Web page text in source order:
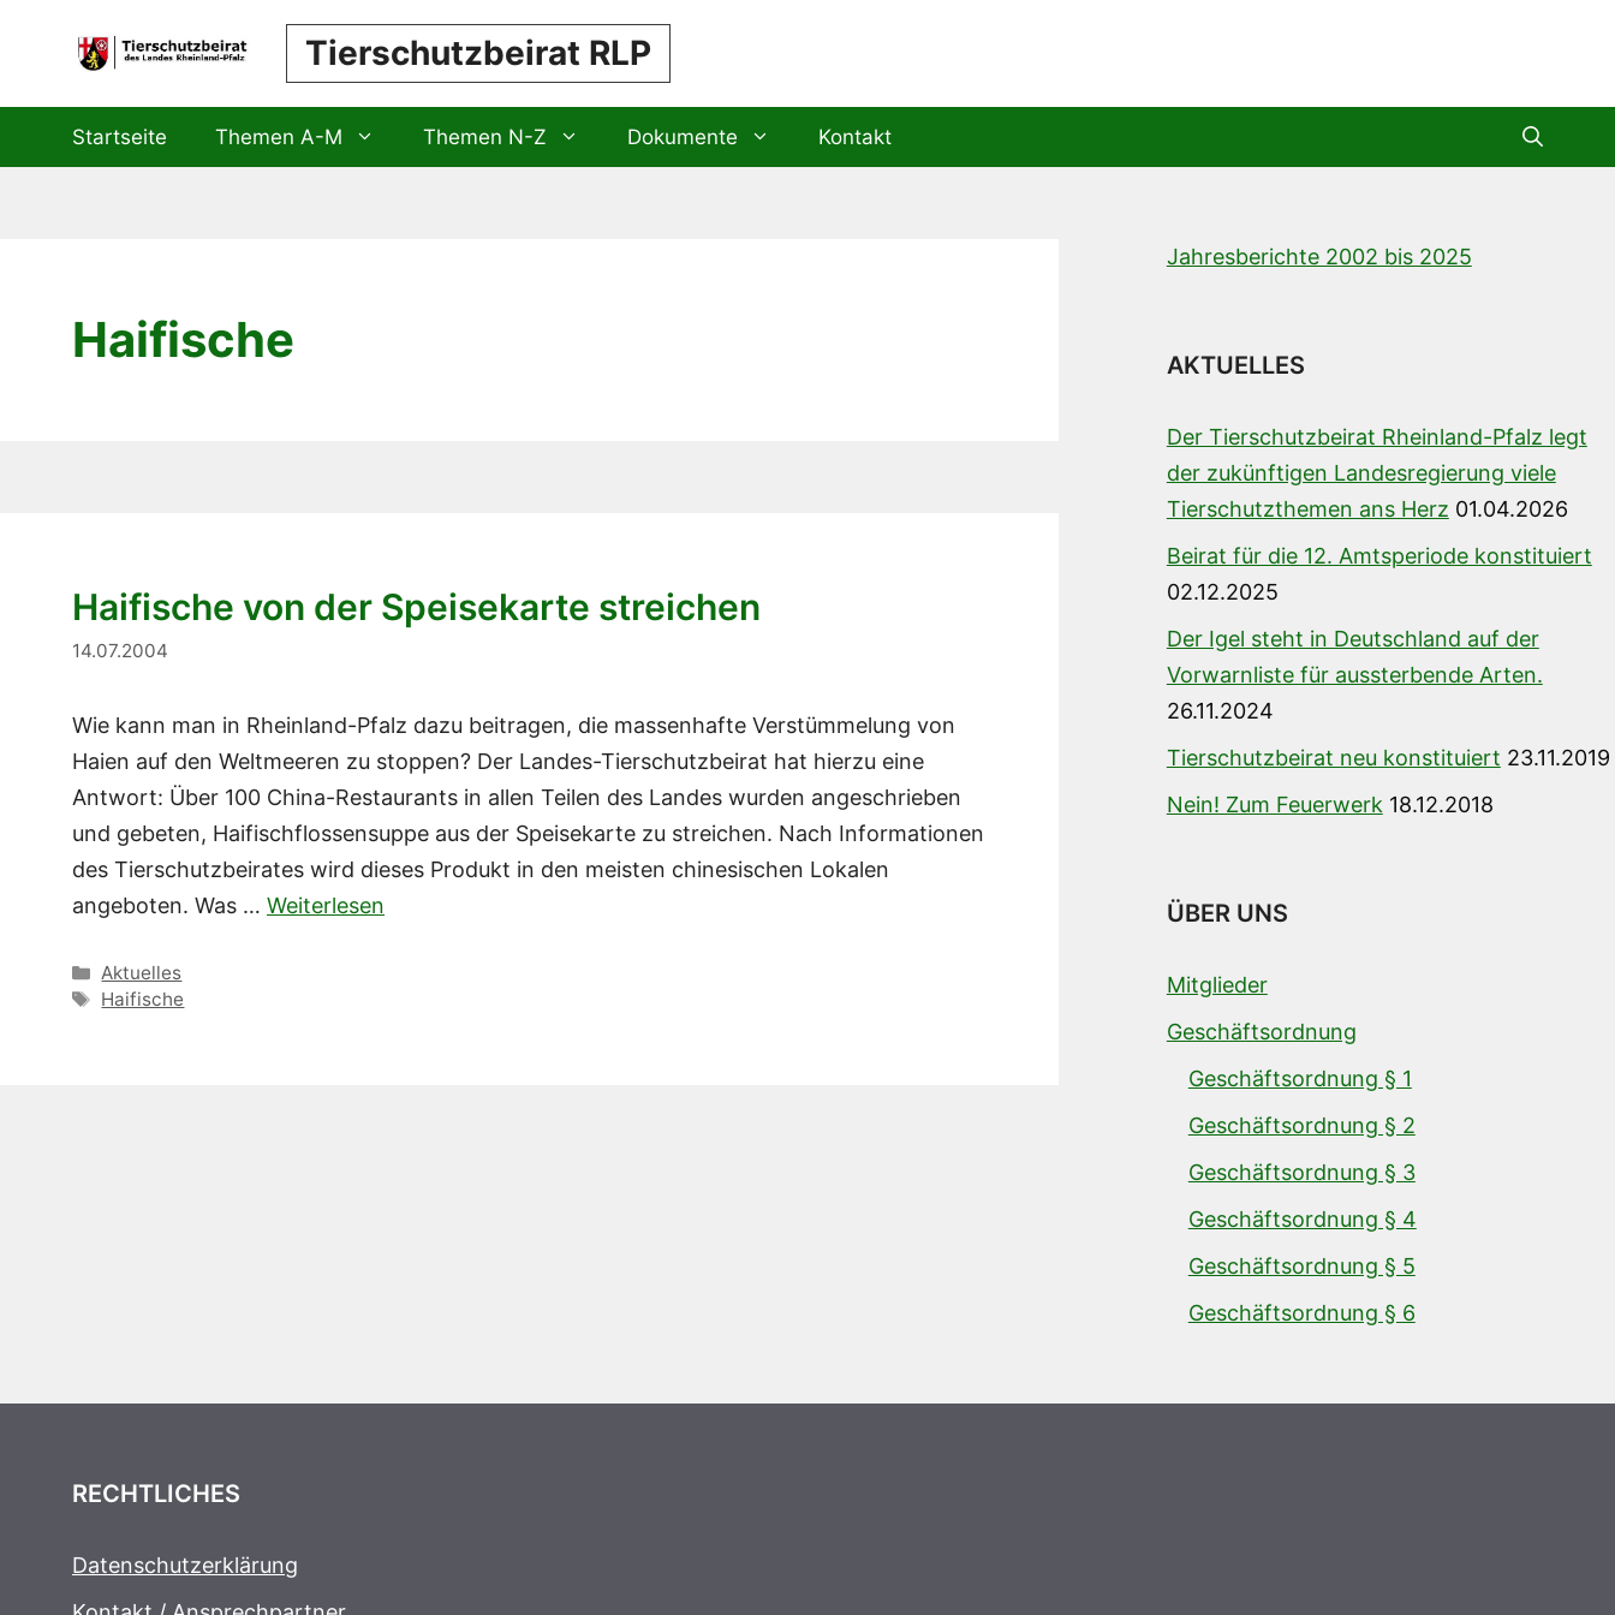
Tierschutzbeirat RLP
Startseite Themen A-M Themen N-Z Dokumente Kontakt
Haifische
Haifische von der Speisekarte streichen
14.07.2004
Wie kann man in Rheinland-Pfalz dazu beitragen, die massenhafte Verstümmelung von
Haien auf den Weltmeeren zu stoppen? Der Landes-Tierschutzbeirat hat hierzu eine
Antwort: Über 100 China-Restaurants in allen Teilen des Landes wurden angeschrieben
und gebeten, Haifischflossensuppe aus der Speisekarte zu streichen. Nach Informationen
des Tierschutzbeirates wird dieses Produkt in den meisten chinesischen Lokalen
angeboten. Was … Weiterlesen
Kategorien
Aktuelles
Schlagwörter
Haifische
Jahresberichte 2002 bis 2025
AKTUELLES
Der Tierschutzbeirat Rheinland-Pfalz legt
der zukünftigen Landesregierung viele
Tierschutzthemen ans Herz 01.04.2026
Beirat für die 12. Amtsperiode konstituiert
02.12.2025
Der Igel steht in Deutschland auf der
Vorwarnliste für aussterbende Arten.
26.11.2024
Tierschutzbeirat neu konstituiert 23.11.2019
Nein! Zum Feuerwerk 18.12.2018
ÜBER UNS
Mitglieder
Geschäftsordnung
Geschäftsordnung § 1
Geschäftsordnung § 2
Geschäftsordnung § 3
Geschäftsordnung § 4
Geschäftsordnung § 5
Geschäftsordnung § 6
RECHTLICHES
Datenschutzerklärung